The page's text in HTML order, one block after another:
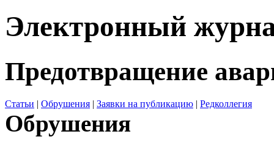
Электронный
Предотвращение
Статьи | Обрушения | Заявки на публикацию | Редколлегия
Обрушения